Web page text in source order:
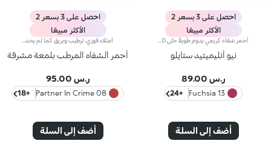
احصل على 3 بسعر 2
الأكثر مبيعًا
نيو أنليميتيد ستايلو
ر.س 89.00
13 Fuchsia
+24
أضف إلى السلة
احصل على 3 بسعر 2
الأكثر مبيعًا
أحمر الشفاه المرطب بلمعة مشرقة
ر.س 95.00
08 Partner In Crime
+18
أضف إلى السلة